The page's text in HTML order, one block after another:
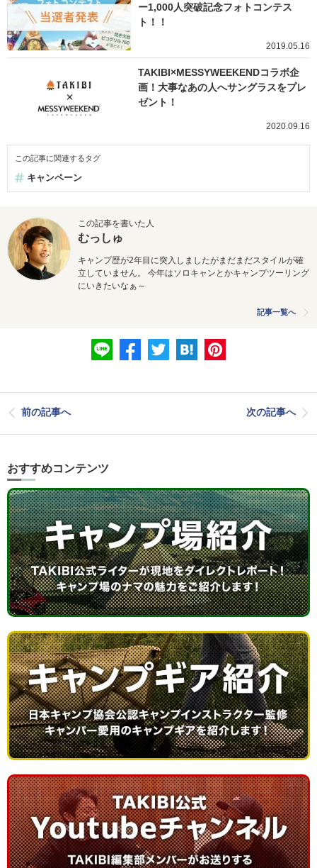
ー1,000人突破記念フォトコンテス
ト！！
2019.05.16
TAKIBI×MESSYWEEKENDコラボ企
画！大事なあの人へサングラスをプレ
ゼント！
2020.09.16
この記事に関連するタグ
キャンペーン
この記事を書いた人
むっしゅ
キャンプ歴が2年目に突入しましたがまだまだスタイルが確
立していません。 今年はソロキャンとかキャンプツーリング
にいきたいなぁ～
記事一覧へ
前の記事へ 次の記事へ
おすすめコンテンツ